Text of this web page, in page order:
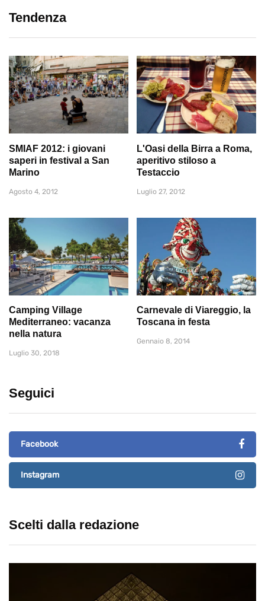
Tendenza
SMIAF 2012: i giovani
saperi in festival a San
Marino
Agosto 4, 2012
L'Oasi della Birra a Roma,
aperitivo stiloso a
Testaccio
Luglio 27, 2012
Camping Village
Mediterraneo: vacanza
nella natura
Luglio 30, 2018
Carnevale di Viareggio, la
Toscana in festa
Gennaio 8, 2014
Seguici
Facebook
Instagram
Scelti dalla redazione